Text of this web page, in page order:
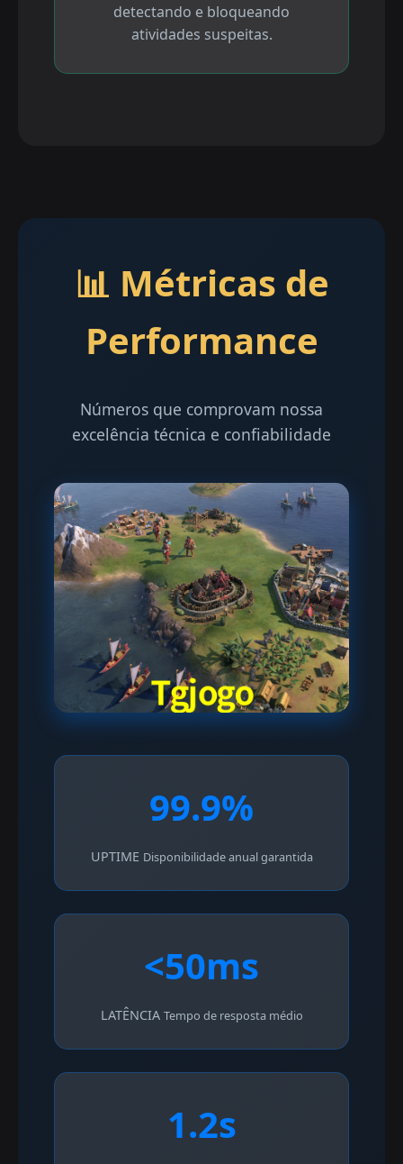
detectando e bloqueando
atividades suspeitas.
📊 Métricas de
Performance
Números que comprovam nossa
excelência técnica e confiabilidade
99.9%
UPTIME Disponibilidade anual garantida
<50ms
LATÊNCIA Tempo de resposta médio
1.2s